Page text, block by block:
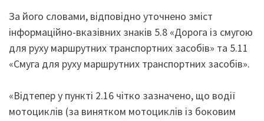
За його словами, відповідно уточнено зміст
інформаційно-вказівних знаків 5.8 «Дорога із смугою
для руху маршрутних транспортних засобів» та 5.11
«Смуга для руху маршрутних транспортних засобів».
«Відтепер у пункті 2.16 чітко зазначено, що водії
мотоциклів (за винятком мотоциклів із боковим